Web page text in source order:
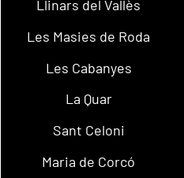
Llinars del Vallès
Les Masies de Roda
Les Cabanyes
La Quar
Sant Celoni
Maria de Corcó